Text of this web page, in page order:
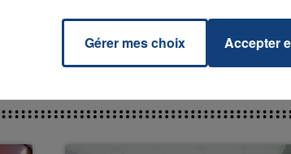
7h00 - 11h00
Gérer mes choix Accepter